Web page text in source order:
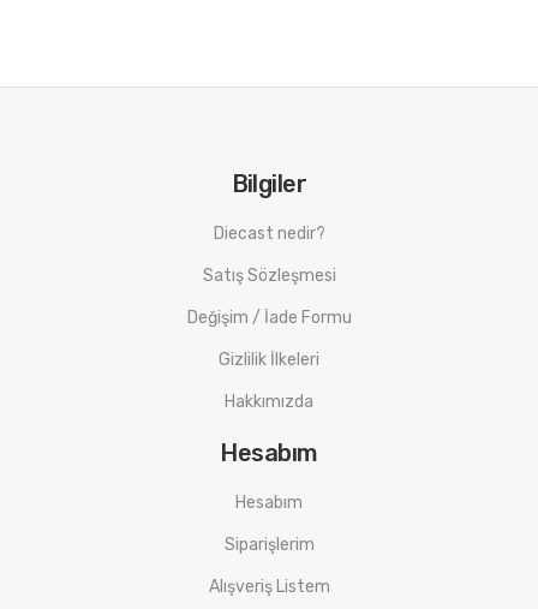
Bilgiler
Diecast nedir?
Satış Sözleşmesi
Değişim / İade Formu
Gizlilik İlkeleri
Hakkımızda
Hesabım
Hesabım
Siparişlerim
Alışveriş Listem